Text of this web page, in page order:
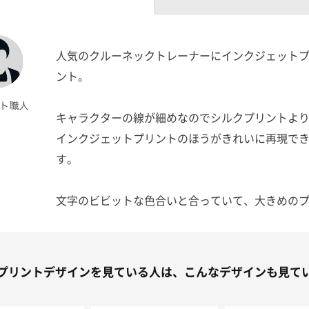
人気のクルーネックトレーナーにインクジェット
ント。
キャラクターの線が細めなのでシルクプリントよ
インクジェットプリントのほうがきれいに再現で
す。
文字のビビットな色合いと合っていて、大きめの
リントデザインを見ている人は、こんなデザインも見て